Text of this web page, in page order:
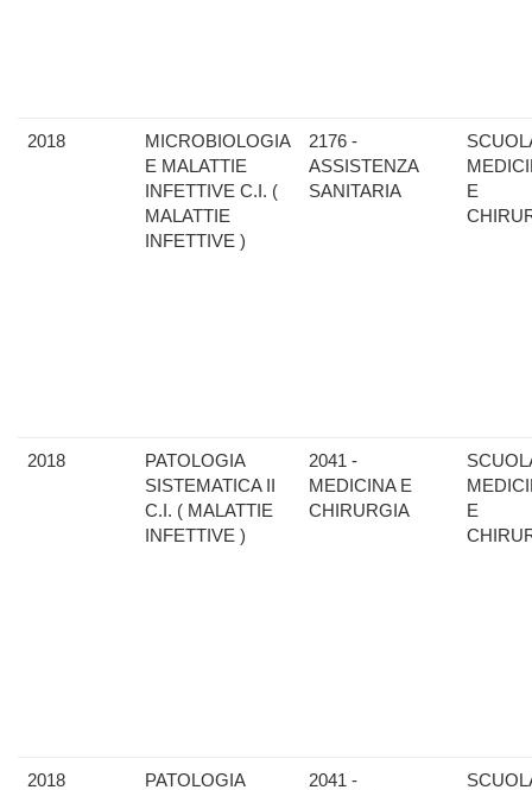
2018
MICROBIOLOGIA
E MALATTIE
INFETTIVE C.I. (
MALATTIE
INFETTIVE )
2176 -
ASSISTENZA
SANITARIA
E
2018
PATOLOGIA
SISTEMATICA II
C.I. ( MALATTIE
INFETTIVE )
2041 -
MEDICINA E
CHIRURGIA
E
2018
PATOLOGIA
2041 -